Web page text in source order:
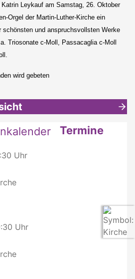
Leykauf am Samstag, 26. Oktober
Orgel der Martin-Luther-Kirche ein
schönsten und anspruchsvollsten Werke
Triosonate c-Moll, Passacaglia c-Moll
wird gebeten
Termine
Uhr
Uhr